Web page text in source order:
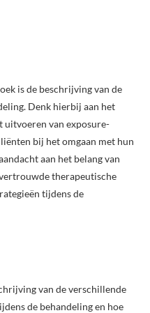
is de beschrijving van de
Denk hierbij aan het
uitvoeren van exposure-
bij het omgaan met hun
aan het belang van
therapeutische
tijdens de
van de verschillende
de behandeling en hoe